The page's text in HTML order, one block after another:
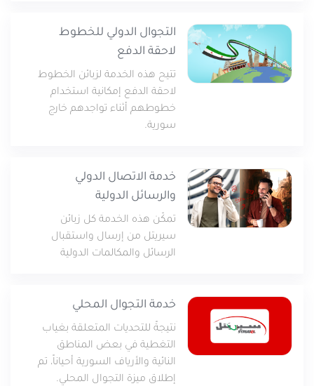
التجوال الدولي للخطوط
لاحقة الدفع
تتيح هذه الخدمة لزبائن الخطوط
لاحقة الدفع إمكانية استخدام
خطوطهم أثناء تواجدهم خارج
سورية.
خدمة الاتصال الدولي
والرسائل الدولية
تمكّن هذه الخدمة كل زبائن
سيريتل من إرسال واستقبال
الرسائل والمكالمات الدولية
خدمة التجوال المحلي
نتيجةً للتحديات المتعلقة بغياب
التغطية في بعض المناطق
النائية والأرياف السورية أحياناً، تم
إطلاق ميزة التجوال المحلي.